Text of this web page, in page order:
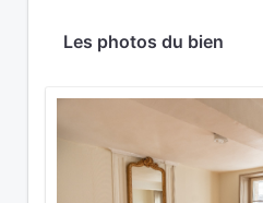
Les photos du bien